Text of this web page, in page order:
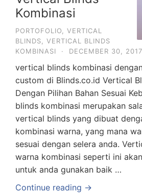
Kombinasi
PORTOFOLIO
VERTICAL
BLINDS
VERTICAL BLINDS
KOMBINASI
· DECEMBER 30, 2017
vertical blinds kombinasi
custom di Blinds.co.id Vertical
Dengan Pilihan Bahan Sesuai
blinds kombinasi merupakan
vertical blinds yang dibuat
kombinasi warna, yang mana
sesuai dengan selera anda.
warna kombinasi seperti ini
untuk anda gunakan baik …
Continue reading →